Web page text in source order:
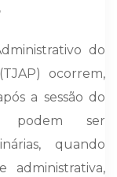
do
ocorrem,
a sessão do
podem ser
quando
administrativa,